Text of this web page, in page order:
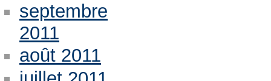
septembre
2011
août 2011